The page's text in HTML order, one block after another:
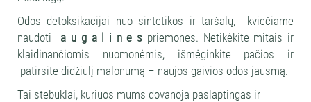
Odos detoksikacijai nuo sintetikos ir taršalų, kviečiame
naudoti a u g a l i n e s priemones. Netikėkite mitais ir
klaidinančiomis nuomonėmis, išmėginkite pačios ir
patirsite didžiulį malonumą – naujos gaivios odos jausmą.
Tai stebuklai, kuriuos mums dovanoja paslaptingas ir